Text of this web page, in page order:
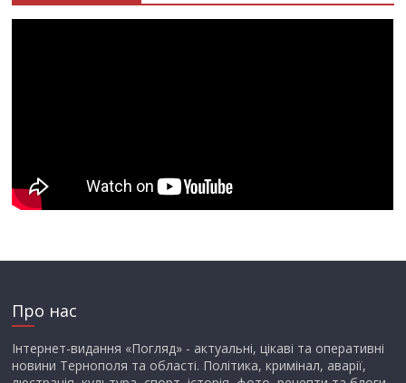
Про нас
Інтернет-видання «Погляд» - актуальні, цікаві та оперативні
новини Тернополя та області. Політика, кримінал, аварії,